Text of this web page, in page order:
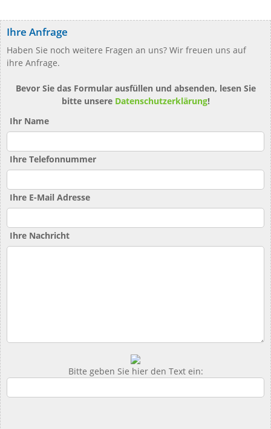
Ihre Anfrage
Haben Sie noch weitere Fragen an uns? Wir freuen uns auf
ihre Anfrage.
Bevor Sie das Formular ausfüllen und absenden, lesen Sie
bitte unsere Datenschutzerklärung!
Ihr Name
Ihre Telefonnummer
Ihre E-Mail Adresse
Ihre Nachricht
Bitte geben Sie hier den Text ein: